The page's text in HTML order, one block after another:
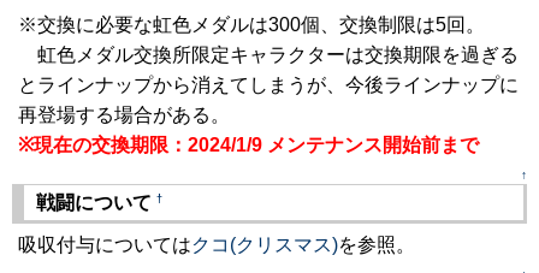
※交換に必要な虹色メダルは300個、交換制限は5回。
虹色メダル交換所限定キャラクターは交換期限を過ぎる
とラインナップから消えてしまうが、今後ラインナップに
再登場する場合がある。
※現在の交換期限：2024/1/9 メンテナンス開始前まで
↑
戦闘について †
吸収付与についてはクコ(クリスマス)を参照。